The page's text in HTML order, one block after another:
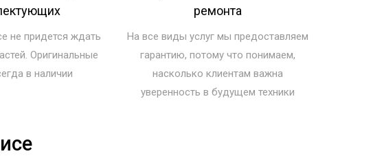
не придется ждать
Оригинальные
в наличии
ремонта
На все виды услуг мы предоставляем
гарантию, потому что понимаем,
насколько клиентам важна
уверенность в будущем техники